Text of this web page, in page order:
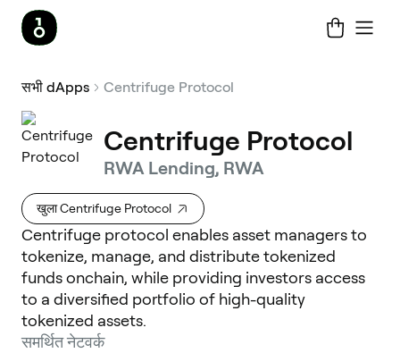
सभी dApps Centrifuge Protocol
Centrifuge Protocol
RWA Lending, RWA
खुला Centrifuge Protocol
Centrifuge protocol enables asset managers to
tokenize, manage, and distribute tokenized
funds onchain, while providing investors access
to a diversified portfolio of high-quality
tokenized assets.
समर्थित नेटवर्क